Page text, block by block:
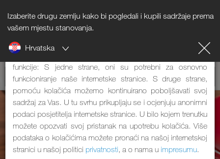
Izaberite drugu zemlju kako bi pogledali i kupili sadržaje prema
vašem mjestu stanovanja.
Hrvatska
Napomena o kolačićima
Naša internetska stranica koristi kolačiće. Oni imaju dvije
funkcije: S jedne strane, oni su potrebni za osnovno
funkcioniranje naše internetske stranice. S druge strane,
pomoću kolačića možemo kontinuirano poboljšavati svoj
sadržaj za Vas. U tu svrhu prikupljaju se i ocjenjuju anonimni
podaci posjetitelja internetske stranice. U bilo kojem trenutku
možete opozvati svoj pristanak na upotrebu kolačića. Više
podataka o kolačićima možete pronaći na našoj internetskoj
stranici u našoj politici privatnosti, a o nama u impresumu.